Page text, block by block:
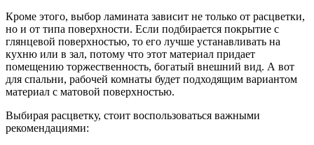
Кроме этого, выбор ламината зависит не только от расцветки,
но и от типа поверхности. Если подбирается покрытие с
глянцевой поверхностью, то его лучше устанавливать на
кухню или в зал, потому что этот материал придает
помещению торжественность, богатый внешний вид. А вот
для спальни, рабочей комнаты будет подходящим вариантом
материал с матовой поверхностью.
Выбирая расцветку, стоит воспользоваться важными
рекомендациями: